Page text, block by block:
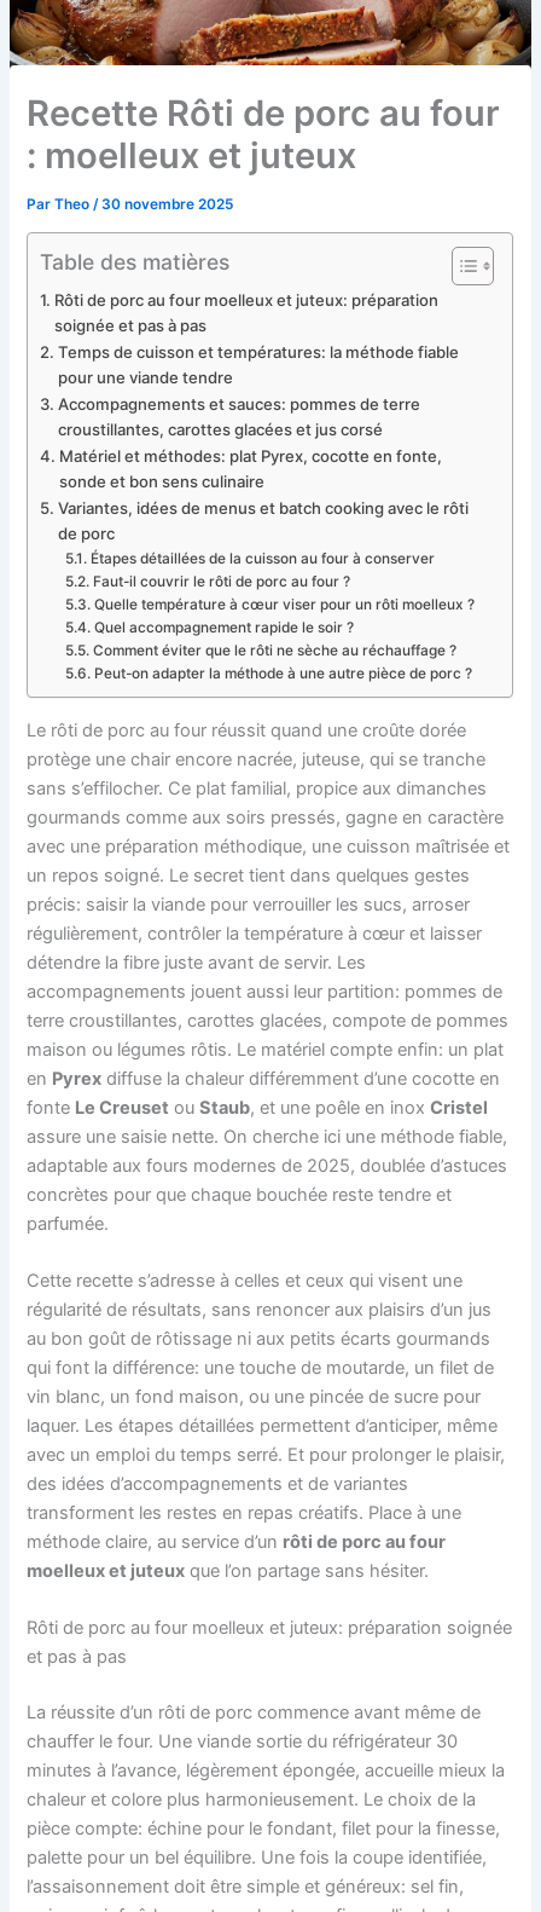
Recette Rôti de porc au four
: moelleux et juteux
ParTheo /30 novembre 2025
Table des matières
Rôti de porc au four moelleux et juteux: préparation
soignée et pas à pas
Temps de cuisson et températures: la méthode fiable
pour une viande tendre
Accompagnements et sauces: pommes de terre
croustillantes, carottes glacées et jus corsé
Matériel et méthodes: plat Pyrex, cocotte en fonte,
sonde et bon sens culinaire
Variantes, idées de menus et batch cooking avec le rôti
de porc
Étapes détaillées de la cuisson au four à conserver
Faut-il couvrir le rôti de porc au four ?
Quelle température à cœur viser pour un rôti moelleux ?
Quel accompagnement rapide le soir ?
Comment éviter que le rôti ne sèche au réchauffage ?
Peut-on adapter la méthode à une autre pièce de porc ?
Le rôti de porc au four réussit quand une croûte dorée
protège une chair encore nacrée, juteuse, qui se tranche
sans s’effilocher. Ce plat familial, propice aux dimanches
gourmands comme aux soirs pressés, gagne en caractère
avec une préparation méthodique, une cuisson maîtrisée et
un repos soigné. Le secret tient dans quelques gestes
précis: saisir la viande pour verrouiller les sucs, arroser
régulièrement, contrôler la température à cœur et laisser
détendre la fibre juste avant de servir. Les
accompagnements jouent aussi leur partition: pommes de
terre croustillantes, carottes glacées, compote de pommes
maison ou légumes rôtis. Le matériel compte enfin: un plat
en Pyrex diffuse la chaleur différemment d’une cocotte en
fonte Le Creuset ouStaub, et une poêle en inoxCristel
assure une saisie nette. On cherche ici une méthode fiable,
adaptable aux fours modernes de 2025, doublée d’astuces
concrètes pour que chaque bouchée reste tendre et
parfumée.
Cette recette s’adresse à celles et ceux qui visent une
régularité de résultats, sans renoncer aux plaisirs d’un jus
au bon goût de rôtissage ni aux petits écarts gourmands
qui font la différence: une touche de moutarde, un filet de
vin blanc, un fond maison, ou une pincée de sucre pour
laquer. Les étapes détaillées permettent d’anticiper, même
avec un emploi du temps serré. Et pour prolonger le plaisir,
des idées d’accompagnements et de variantes
transforment les restes en repas créatifs. Place à une
méthode claire, au service d’un rôti de porc au four
moelleux et juteux que l’on partage sans hésiter.
Rôti de porc au four moelleux et juteux: préparation soignée
et pas à pas
La réussite d’un rôti de porc commence avant même de
chauffer le four. Une viande sortie du réfrigérateur 30
minutes à l’avance, légèrement épongée, accueille mieux la
chaleur et colore plus harmonieusement. Le choix de la
pièce compte: échine pour le fondant, filet pour la finesse,
palette pour un bel équilibre. Une fois la coupe identifiée,
l’assaisonnement doit être simple et généreux: sel fin,